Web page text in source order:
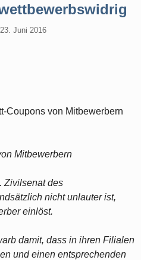
Juni 2016
Coupons von Mitbewerbern
Mitbewerbern
Zivilsenat des
nicht unlauter ist,
einlöst.
damit, dass in ihren Filialen
und einen entsprechenden